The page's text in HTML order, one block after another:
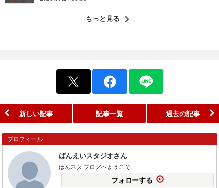
もっと見る
新しい記事 記事一覧 過去の記事
プロフィール
ばんえいスタジオさん
ばんスタ ブログへようこそ
フォローする